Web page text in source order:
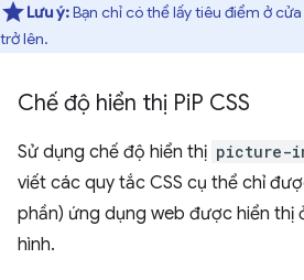
Lưu ý:Bạn chỉ có thể lấy tiêu điểm ở
trở lên.
Chế độ hiển thị PiP CSS
Sử dụng chế độ hiển thị picture-
viết các quy tắc CSS cụ thể chỉ
phần) ứng dụng web được hiển thị
hình.